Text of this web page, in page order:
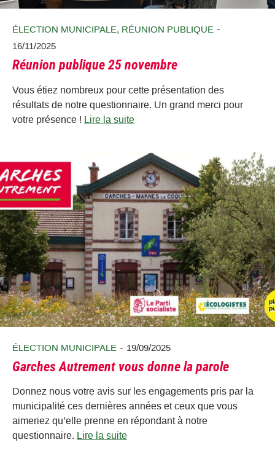
ÉLECTION MUNICIPALE, RÉUNION PUBLIQUE -
16/11/2025
Réunion publique 25 novembre
Vous étiez nombreux pour cette présentation des
résultats de notre questionnaire. Un grand merci pour
votre présence ! Lire la suite
ÉLECTION MUNICIPALE - 19/09/2025
Garches Autrement vous donne la parole
Donnez nous votre avis sur les engagements pris par la
municipalité ces dernières années et ceux que vous
aimeriez qu’elle prenne en répondant à notre
questionnaire. Lire la suite